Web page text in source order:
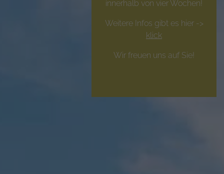
innerhalb von vier Wochen!
Weitere Infos gibt es hier ->
klick
Wir freuen uns auf Sie!